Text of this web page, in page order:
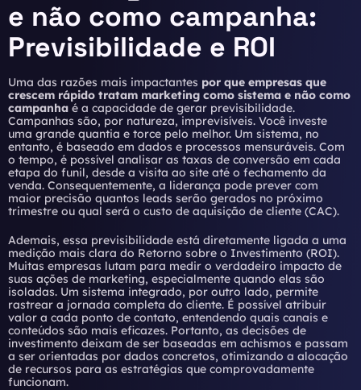
e não como campanha:
Previsibilidade e ROI
Uma das razões mais impactantes por que empresas que
crescem rápido tratam marketing como sistema e não como
campanha é a capacidade de gerar previsibilidade.
Campanhas são, por natureza, imprevisíveis. Você investe
uma grande quantia e torce pelo melhor. Um sistema, no
entanto, é baseado em dados e processos mensuráveis. Com
o tempo, é possível analisar as taxas de conversão em cada
etapa do funil, desde a visita ao site até o fechamento da
venda. Consequentemente, a liderança pode prever com
maior precisão quantos leads serão gerados no próximo
trimestre ou qual será o custo de aquisição de cliente (CAC).
Ademais, essa previsibilidade está diretamente ligada a uma
medição mais clara do Retorno sobre o Investimento (ROI).
Muitas empresas lutam para medir o verdadeiro impacto de
suas ações de marketing, especialmente quando elas são
isoladas. Um sistema integrado, por outro lado, permite
rastrear a jornada completa do cliente. É possível atribuir
valor a cada ponto de contato, entendendo quais canais e
conteúdos são mais eficazes. Portanto, as decisões de
investimento deixam de ser baseadas em achismos e passam
a ser orientadas por dados concretos, otimizando a alocação
de recursos para as estratégias que comprovadamente
funcionam.